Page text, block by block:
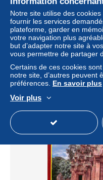
AU + RAPIDE -
VUE DE NUIT -
Statut
Notre site utilise des
fournir les services
plateforme, garder en
votre navigation plus
but d’adapter notre site à
vous permettre de partager
Certains de ces cookies
notre site, d’autres peuvent
préférences. En savoir plus
Voir plus